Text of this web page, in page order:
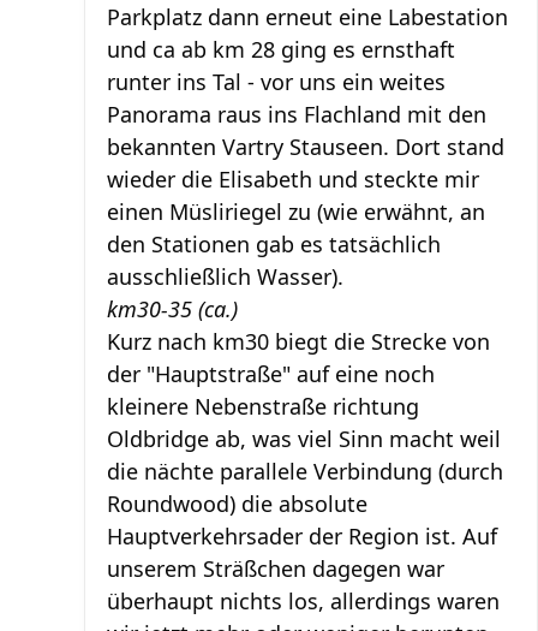
Parkplatz dann erneut eine Labestation
und ca ab km 28 ging es ernsthaft
runter ins Tal - vor uns ein weites
Panorama raus ins Flachland mit den
bekannten Vartry Stauseen. Dort stand
wieder die Elisabeth und steckte mir
einen Müsliriegel zu (wie erwähnt, an
den Stationen gab es tatsächlich
ausschließlich Wasser).
km30-35 (ca.)
Kurz nach km30 biegt die Strecke von
der "Hauptstraße" auf eine noch
kleinere Nebenstraße richtung
Oldbridge ab, was viel Sinn macht weil
die nächte parallele Verbindung (durch
Roundwood) die absolute
Hauptverkehrsader der Region ist. Auf
unserem Sträßchen dagegen war
überhaupt nichts los, allerdings waren